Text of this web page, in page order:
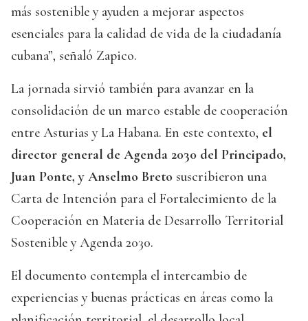
más sostenible y ayuden a mejorar aspectos
esenciales para la calidad de vida de la ciudadanía
cubana”, señaló Zapico.
La jornada sirvió también para avanzar en la
consolidación de un marco estable de cooperación
entre Asturias y La Habana. En este contexto, el
director general de Agenda 2030 del Principado,
Juan Ponte, y Anselmo Breto suscribieron una
Carta de Intención para el Fortalecimiento de la
Cooperación en Materia de Desarrollo Territorial
Sostenible y Agenda 2030.
El documento contempla el intercambio de
experiencias y buenas prácticas en áreas como la